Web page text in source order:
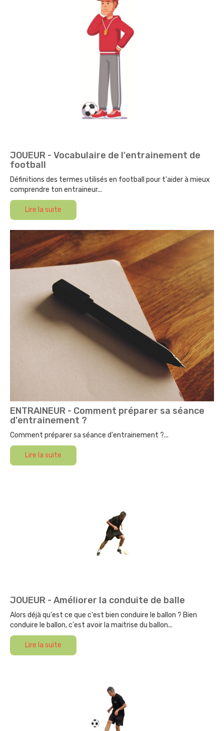
JOUEUR - Vocabulaire de l'entrainement de
football
Définitions des termes utilisés en football pour t'aider à mieux
comprendre ton entraineur...
Lire la suite
ENTRAINEUR - Comment préparer sa séance
d'entrainement ?
Comment préparer sa séance d'entrainement ?...
Lire la suite
JOUEUR - Améliorer la conduite de balle
Alors déjà qu'est ce que c'est bien conduire le ballon ? Bien
conduire le ballon, c'est avoir la maitrise du ballon...
Lire la suite